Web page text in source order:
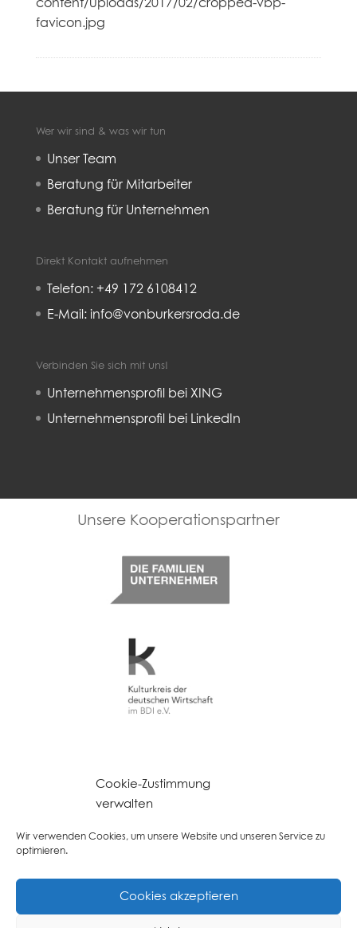
Cookie-Zustimmung
verwalten
Wir verwenden Cookies, um unsere Website und unseren Service zu
optimieren.
Cookies akzeptieren
content/uploads/2017/02/cropped-vbp-
favicon.jpg
Wer wir sind & was wir tun
Unser Team
Beratung für Mitarbeiter
Beratung für Unternehmen
Direkt Kontakt aufnehmen
Telefon: +49 172 6108412
E-Mail: info@vonburkersroda.de
Verbinden Sie sich mit uns!
Unternehmensprofil bei XING
Unternehmensprofil bei LinkedIn
Kulturkreis deutsche Wirtschaft